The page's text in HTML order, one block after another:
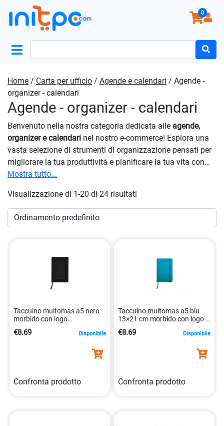
0
Home / Carta per ufficio / Agende e calendari / Agende -
organizer - calendari
Agende - organizer - calendari
Benvenuto nella nostra categoria dedicata alle agende,
organizer e calendari nel nostro e-commerce! Esplora una
vasta selezione di strumenti di organizzazione pensati per
migliorare la tua produttività e pianificare la tua vita con
stile. Scegli tra una varietà di design e formati per trovare
alle tue esigenze specifiche. Che tu sia uno studente, un
professionista o semplicemente desideri migliorare la tua
gestione del tempo, troverai la soluzione ideale nel nostro
commerce e trasforma la tua organizzazione quotidiana
Mostra tutto...
Visualizzazione di 1-20 di 24 risultati
Taccuino muitomas a5 nero
morbido con logo
€8.69 Disponibile
Confronta prodotto
Taccuino muitomas a5 blu
13×21 cm morbido con logo e
€8.69 Disponibile
Confronta prodotto